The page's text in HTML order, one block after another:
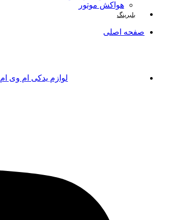
هواکش موتور
بلبرینگ
صفحه اصلی
لوازم یدکی ام وی ام